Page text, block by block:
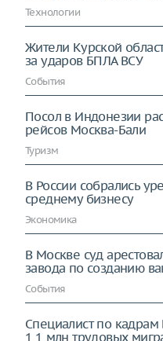
Технологии
Жители Курской
за ударов БПЛА ВСУ
События
Посол в Индонезии
рейсов Москва-Бали
Туризм
В России собрались
среднему бизнесу
Экономика
В Москве суд
завода по созданию
События
Специалист по
1,1 млн трудовых